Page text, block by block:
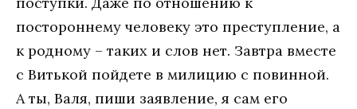
постороннему человеку это преступление, а
к родному – таких и слов нет. Завтра вместе
с Витькой пойдете в милицию с повинной.
А ты, Валя, пиши заявление, я сам его